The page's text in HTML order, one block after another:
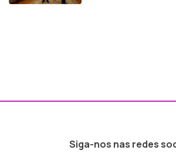
Siga-nos nas redes